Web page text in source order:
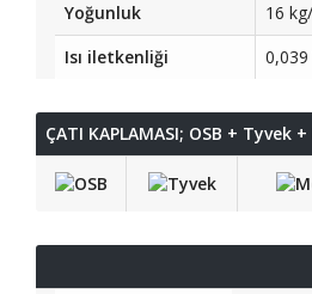
Yoğunluk
16
Isı iletkenliği
ÇATI KAPLAMASI; OSB + Tyvek